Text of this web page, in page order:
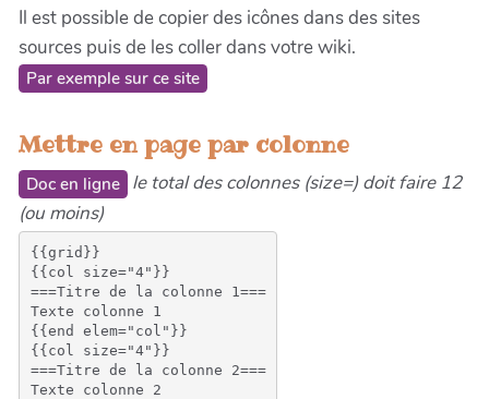
Il est possible de copier des icônes dans des sites
sources puis de les coller dans votre wiki.
Par exemple sur ce site
Mettre en page par colonne
Doc en ligne le total des colonnes (size=) doit faire 12
(ou moins)
{{grid}}
{{col size="4"}}
===Titre de la colonne 1===
Texte colonne 1
{{end elem="col"}}
{{col size="4"}}
===Titre de la colonne 2===
Texte colonne 2